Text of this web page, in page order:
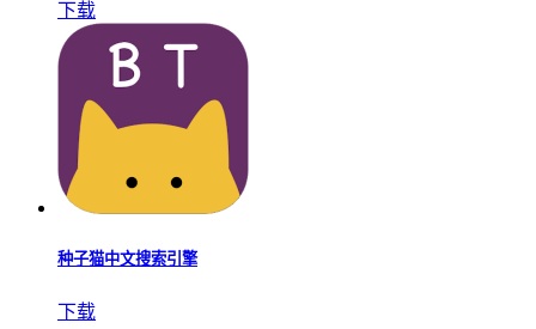
下载
种子猫中文搜索引擎
下载